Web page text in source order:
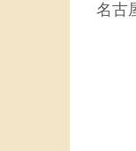
名古